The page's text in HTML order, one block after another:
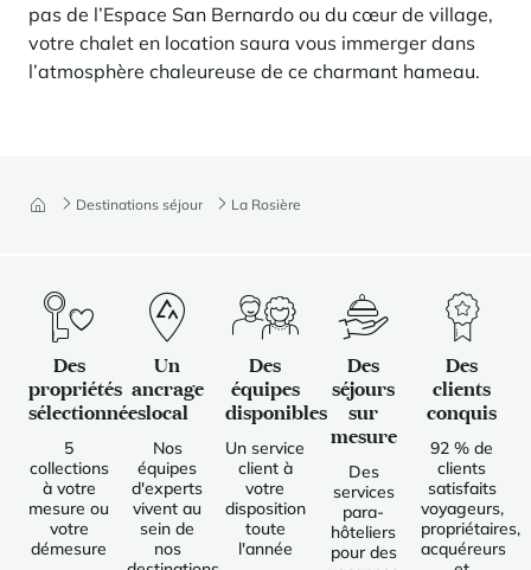
Destinations séjour La Rosière
pas de l’Espace San Bernardo ou du cœur de village,
votre chalet en location saura vous immerger dans
l’atmosphère chaleureuse de ce charmant hameau.
Des
propriétés
sélectionnées
5
collections
à votre
mesure ou
votre
démesure
Un
ancrage
local
Nos
équipes
d'experts
vivent au
sein de
nos
Des
équipes
disponibles
Un service
client à
votre
disposition
toute
l'année
Des
séjours
sur
mesure
Des
services
para-
hôteliers
pour des
Des
clients
conquis
92 % de
clients
satisfaits
voyageurs,
propriétaires,
acquéreurs